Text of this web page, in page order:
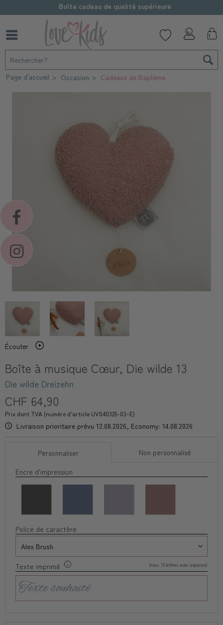
Boîte cadeau de qualité supérieure
Page d'accueil Occasion Cadeaux de Baptême
Écouter
Boîte à musique Cœur, Die wilde 13
Die wilde Dreizehn
CHF 64,90
Prix dont TVA (numéro d’article UV040325-03-E)
Livraison prioritaire prévu 12.08.2026, Economy: 14.08.2026
Personnaliser
Non personnalisé
Encre d'impression
Police de caractère
Texte imprimé (max. 10 lettres avec espaces)